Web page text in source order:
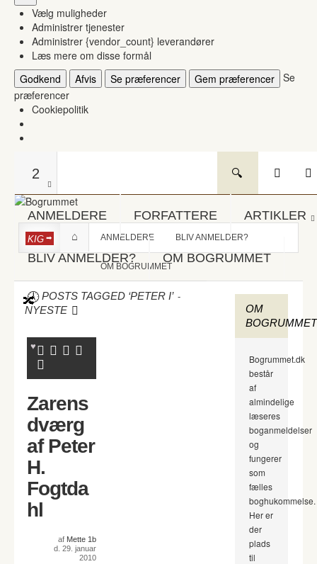
Vælg muligheder
Administrer tjenester
Administrer {vendor_count} leverandører
Læs mere om disse formål
Godkend
Afvis Se præferencer Gem præferencer Se
præferencer
Cookiepolitik
2
ANMELDERE FORFATTERE ARTIKLER
BLIV ANMELDER? OM BOGRUMMET
KIG ANMELDERE BLIV ANMELDER?
OM BOGRUMMET
POSTS TAGGED ‘PETER I’ -
NYESTE
Zarens
dværg
af Peter
H.
Fogtda
hl
af Mette 1b
d. 29. januar
2010
OM
BOGRUMMET
Bogrummet.dk
består
af
almindelige
læseres
boganmeldelser
og
fungerer
som
fælles
boghukommelse.
Her er
der
plads
til